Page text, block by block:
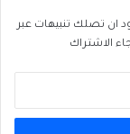
ان تصلك تنبيهات عبر
الاشتراك